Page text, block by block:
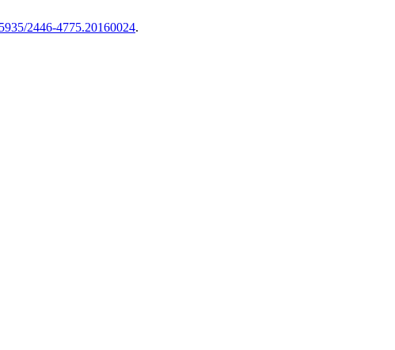
2446-4775.20160024.